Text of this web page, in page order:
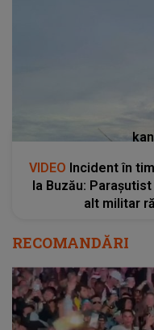
VIDEO Incident în
la Buzău:
alt militar
RECOMANDĂRI